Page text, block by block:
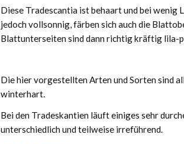
Diese Tradescantia ist behaart und bei wenig
jedoch vollsonnig, färben sich auch die
Blattunterseiten sind dann richtig kräftig lila-
Die hier vorgestellten Arten und Sorten sind
winterhart.
Bei den Tradeskantien läuft einiges sehr
unterschiedlich und teilweise irreführend.